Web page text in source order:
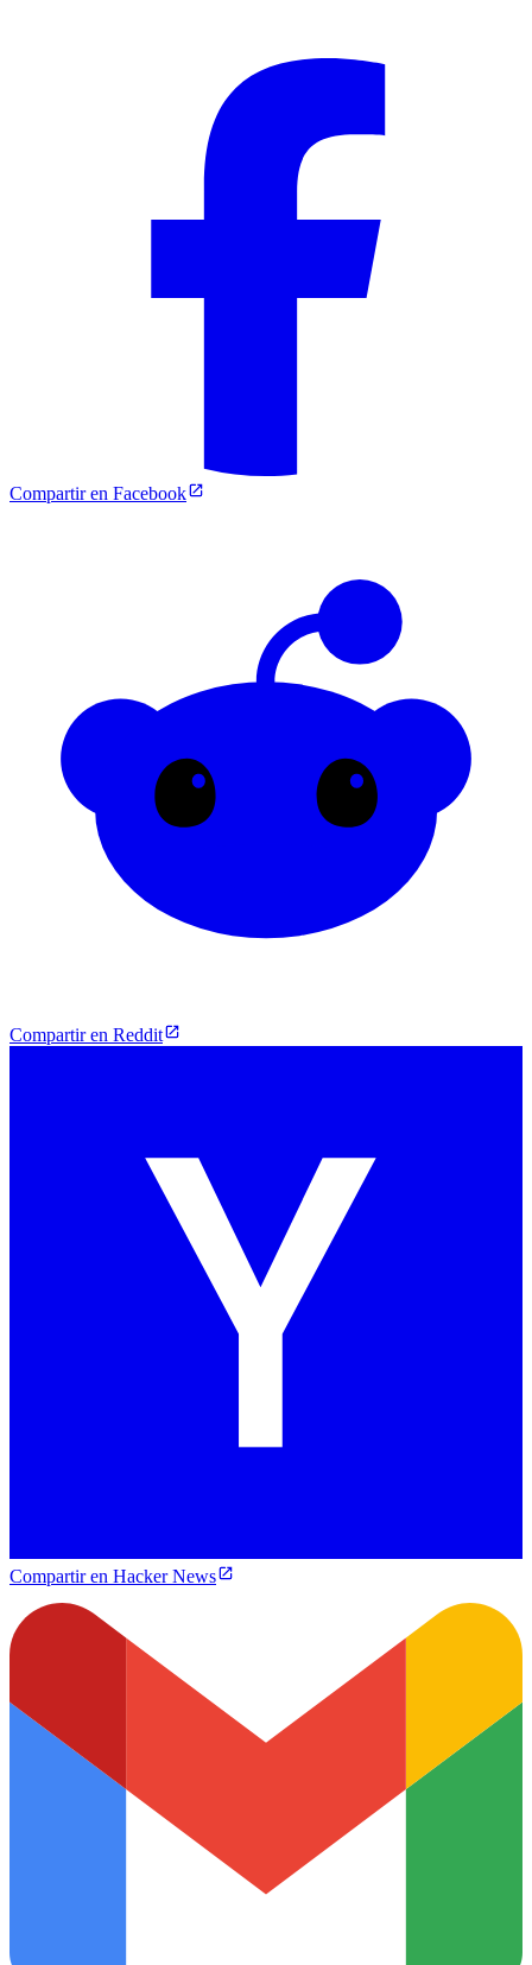
Compartir en Facebook
Compartir en Reddit
Compartir en Hacker News